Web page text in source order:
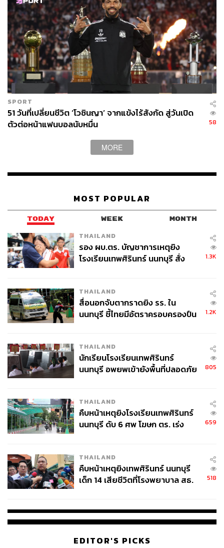
SPORT
51 วันที่เปลี่ยนชีวิต ‘โวซินญา’ จากแข้งไร้สังกัด สู่วันเปิด
ตัวต่อหน้าแฟนบอลนับหมื่น
58
MORE
MOST POPULAR
TODAY WEEK MONTH
THAILAND
รอง ผบ.ตร. บัญชาการเหตุยิง
โรงเรียนเทพศิรินทร์ นนทบุรี สั่ง
1.3K
THAILAND
สื่อนอกจับตากราดยิง รร. ใน
นนทบุรี ชี้ไทยมีอัตราครอบครองปืน
1.2K
THAILAND
นักเรียนโรงเรียนเทพศิรินทร์
นนทบุรี อพยพเข้ายังพื้นที่ปลอดภัย
805
THAILAND
คืบหน้าเหตุยิงโรงเรียนเทพศิรินทร์
นนทบุรี ดับ 6 ศพ โฆษก ตร. เร่ง
659
THAILAND
คืบหน้าเหตุยิงเทพศิรินทร์ นนทบุรี
เด็ก 14 เสียชีวิตที่โรงพยาบาล สธ.
518
EDITOR'S PICKS